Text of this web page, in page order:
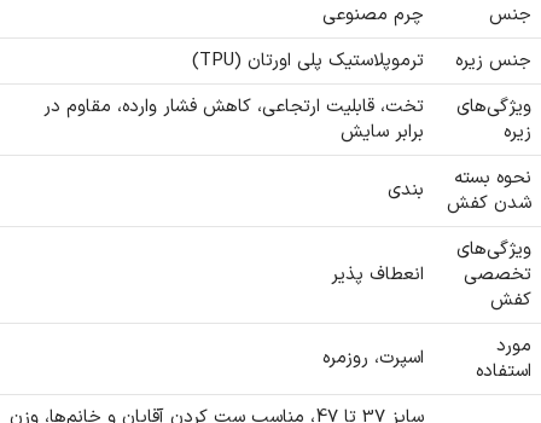
جنس
چرم مصنوعی
جنس زیره
ترموپلاستیک پلی اورتان (TPU)
ویژگی‌های
زیره
تخت، قابلیت ارتجاعی، کاهش فشار وارده، مقاوم در
برابر سایش
نحوه بسته
شدن کفش
بندی
ویژگی‌های
تخصصی
کفش
انعطاف پذیر
مورد
استفاده
اسپرت، روزمره